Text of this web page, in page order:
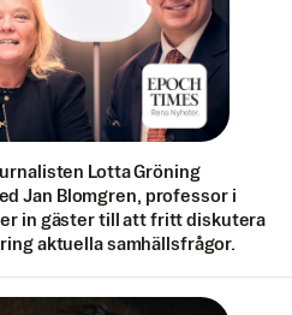
Lotta Gröning
Jan Blomgren, professor i
in gäster till att fritt diskutera
aktuella samhällsfrågor.